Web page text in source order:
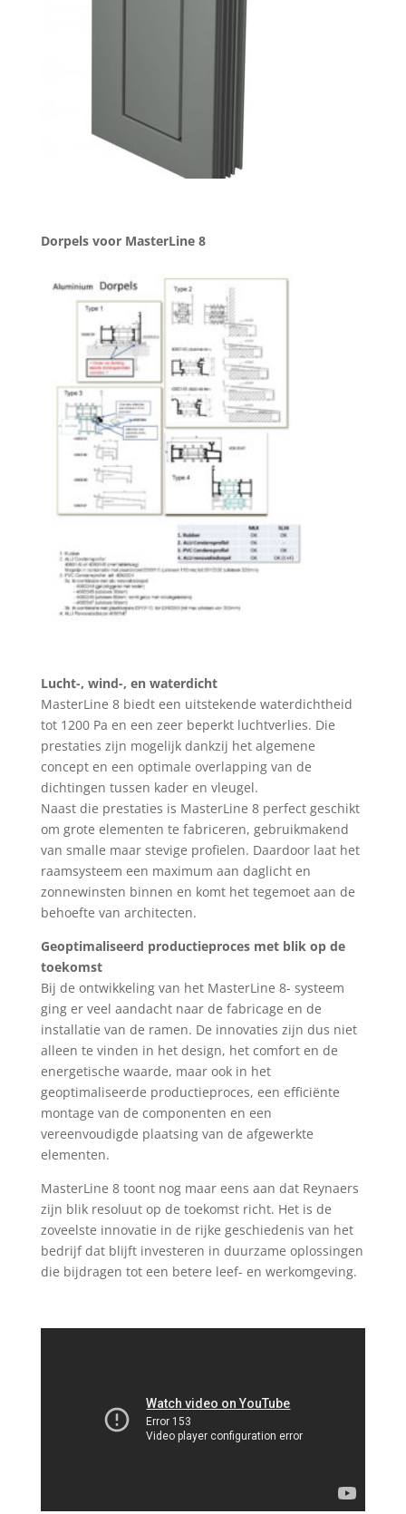
Dorpels voor MasterLine 8
Lucht-, wind-, en waterdicht
MasterLine 8 biedt een uitstekende waterdichtheid
tot 1200 Pa en een zeer beperkt luchtverlies. Die
prestaties zijn mogelijk dankzij het algemene
concept en een optimale overlapping van de
dichtingen tussen kader en vleugel.
Naast die prestaties is MasterLine 8 perfect geschikt
om grote elementen te fabriceren, gebruikmakend
van smalle maar stevige profielen. Daardoor laat het
raamsysteem een maximum aan daglicht en
zonnewinsten binnen en komt het tegemoet aan de
behoefte van architecten.
Geoptimaliseerd productieproces met blik op de
toekomst
Bij de ontwikkeling van het MasterLine 8- systeem
ging er veel aandacht naar de fabricage en de
installatie van de ramen. De innovaties zijn dus niet
alleen te vinden in het design, het comfort en de
energetische waarde, maar ook in het
geoptimaliseerde productieproces, een efficiënte
montage van de componenten en een
vereenvoudigde plaatsing van de afgewerkte
elementen.
MasterLine 8 toont nog maar eens aan dat Reynaers
zijn blik resoluut op de toekomst richt. Het is de
zoveelste innovatie in de rijke geschiedenis van het
bedrijf dat blijft investeren in duurzame oplossingen
die bijdragen tot een betere leef- en werkomgeving.